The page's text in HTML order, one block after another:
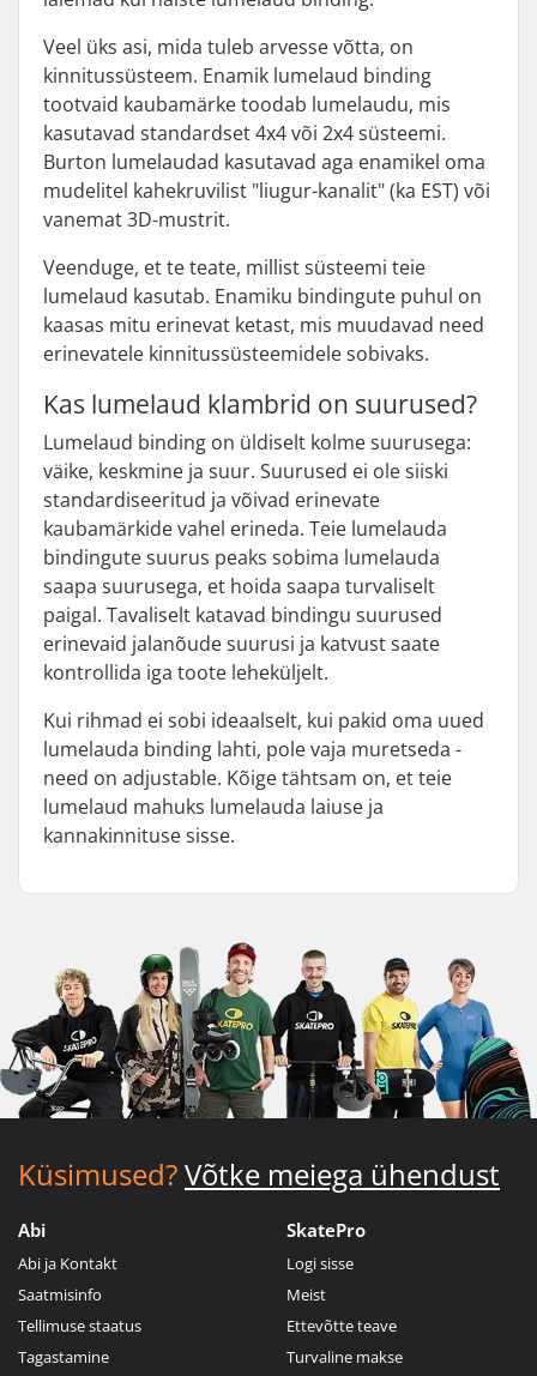
Veel üks asi, mida tuleb arvesse võtta, on
kinnitussüsteem. Enamik lumelaud binding
tootvaid kaubamärke toodab lumelaudu, mis
kasutavad standardset 4x4 või 2x4 süsteemi.
Burton lumelaudad kasutavad aga enamikel oma
mudelitel kahekruvilist "liugur-kanalit" (ka EST) või
vanemat 3D-mustrit.
Veenduge, et te teate, millist süsteemi teie
lumelaud kasutab. Enamiku bindingute puhul on
kaasas mitu erinevat ketast, mis muudavad need
erinevatele kinnitussüsteemidele sobivaks.
Kas lumelaud klambrid on suurused?
Lumelaud binding on üldiselt kolme suurusega:
väike, keskmine ja suur. Suurused ei ole siiski
standardiseeritud ja võivad erinevate
kaubamärkide vahel erineda. Teie lumelauda
bindingute suurus peaks sobima lumelauda
saapa suurusega, et hoida saapa turvaliselt
paigal. Tavaliselt katavad bindingu suurused
erinevaid jalanõude suurusi ja katvust saate
kontrollida iga toote leheküljelt.
Kui rihmad ei sobi ideaalselt, kui pakid oma uued
lumelauda binding lahti, pole vaja muretseda -
need on adjustable. Kõige tähtsam on, et teie
lumelaud mahuks lumelauda laiuse ja
kannakinnituse sisse.
Küsimused?Võtke meiega ühendust
Abi
Abi ja Kontakt
Saatmisinfo
Tellimuse staatus
Tagastamine
SkatePro
Logi sisse
Meist
Ettevõtte teave
Turvaline makse